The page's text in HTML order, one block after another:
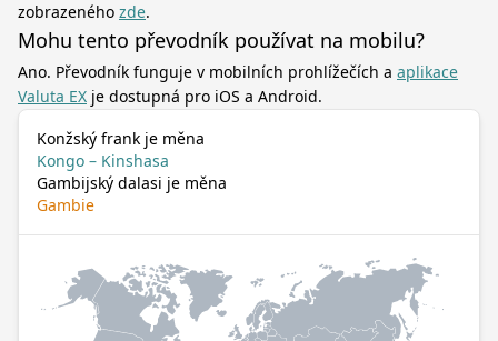
zobrazeného zde.
Mohu tento převodník používat na mobilu?
Ano. Převodník funguje v mobilních prohlížečích a aplikace
Valuta EX je dostupná pro iOS a Android.
Konžský frank je měna
Kongo – Kinshasa
Gambijský dalasi je měna
Gambie